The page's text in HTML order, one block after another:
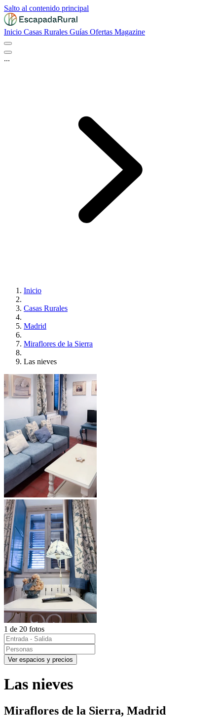
Salto al contenido principal
Inicio Casas Rurales Guías Ofertas Magazine
...
Inicio
Casas Rurales
Madrid
Miraflores de la Sierra
Las nieves
1 de 20 fotos
Ver espacios y precios
Las nieves
Miraflores de la Sierra, Madrid